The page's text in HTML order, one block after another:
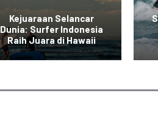
Kejuaraan Selancar
Dunia: Surfer Indonesia
Raih Juara di Hawaii